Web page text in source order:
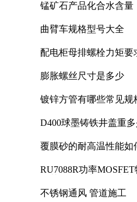
锰矿石产品化合水含量
曲臂车规格型号大全
配电柜母排螺栓力矩要
膨胀螺丝尺寸是多少
镀锌方管有哪些常见规
D400球墨铸铁井盖重
覆膜砂的耐高温性能如
RU7088R功率
不锈钢通风 管道施工